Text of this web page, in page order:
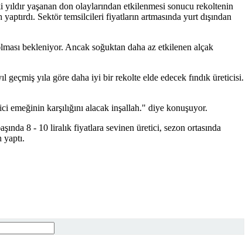
yaşanan don olaylarından etkilenmesi sonucu rekoltenin
Sektör temsilcileri fiyatların artmasında yurt dışından
bekleniyor. Ancak soğuktan daha az etkilenen alçak
geçmiş yıla göre daha iyi bir rekolte elde edecek fındık üreticisi.
emeğinin karşılığını alacak inşallah." diye konuşuyor.
8 - 10 liralık fiyatlara sevinen üretici, sezon ortasında
yaptı.